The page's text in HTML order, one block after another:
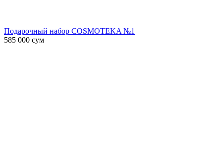
Подарочный набор COSMOTEKA №1
585 000 сум